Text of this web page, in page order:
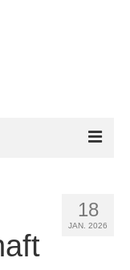
18
JAN. 2026